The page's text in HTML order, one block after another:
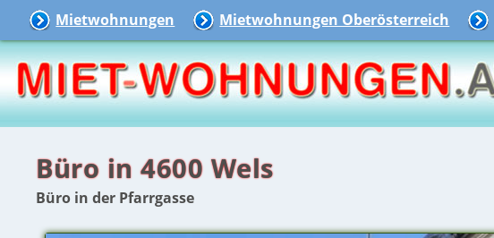
Mietwohnungen Mietwohnungen Oberösterreich
Büro in 4600 Wels
Büro in der Pfarrgasse